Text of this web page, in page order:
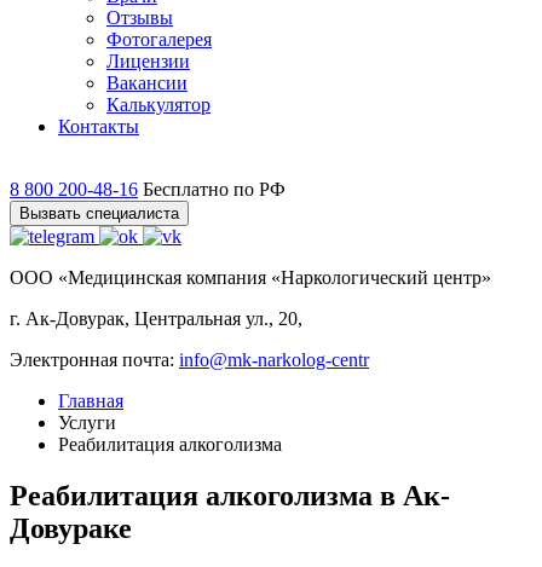
Отзывы
Фотогалерея
Лицензии
Вакансии
Калькулятор
Контакты
8 800 200-48-16 Бесплатно по РФ
Вызвать специалиста
ООО «Медицинская компания «Наркологический центр»
г. Ак-Довурак, Центральная ул., 20,
Электронная почта: info@mk-narkolog-centr
Главная
Услуги
Реабилитация алкоголизма
Реабилитация алкоголизма в Ак-
Довураке